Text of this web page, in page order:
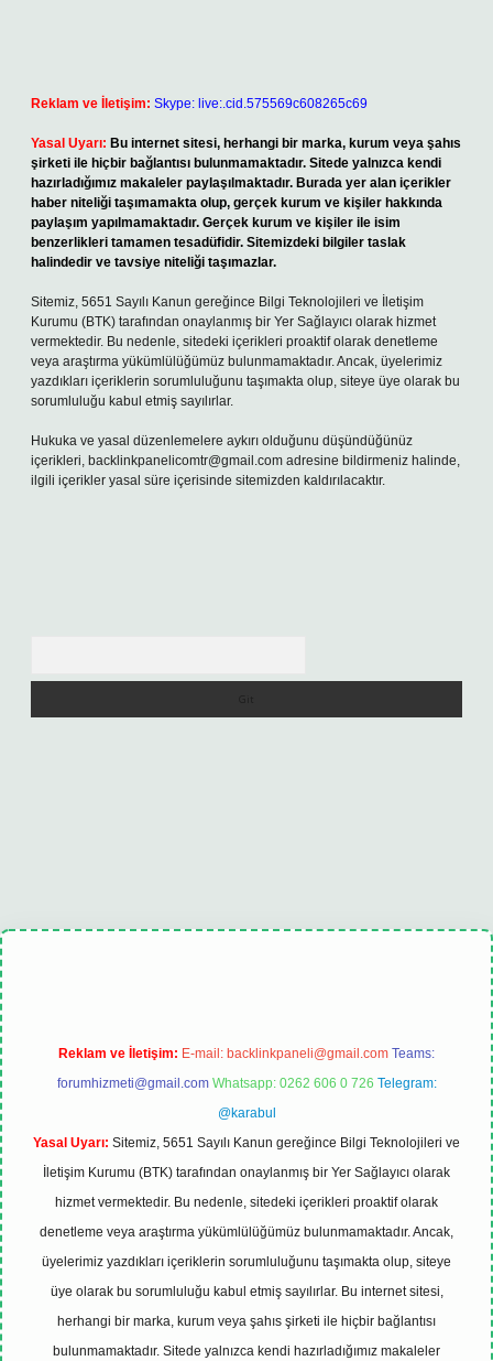
Reklam ve İletişim: Skype: live:.cid.575569c608265c69
Yasal Uyarı: Bu internet sitesi, herhangi bir marka, kurum veya şahıs
şirketi ile hiçbir bağlantısı bulunmamaktadır. Sitede yalnızca kendi
hazırladığımız makaleler paylaşılmaktadır. Burada yer alan içerikler
haber niteliği taşımamakta olup, gerçek kurum ve kişiler hakkında
paylaşım yapılmamaktadır. Gerçek kurum ve kişiler ile isim
benzerlikleri tamamen tesadüfidir. Sitemizdeki bilgiler taslak
halindedir ve tavsiye niteliği taşımazlar.
Sitemiz, 5651 Sayılı Kanun gereğince Bilgi Teknolojileri ve İletişim
Kurumu (BTK) tarafından onaylanmış bir Yer Sağlayıcı olarak hizmet
vermektedir. Bu nedenle, sitedeki içerikleri proaktif olarak denetleme
veya araştırma yükümlülüğümüz bulunmamaktadır. Ancak, üyelerimiz
yazdıkları içeriklerin sorumluluğunu taşımakta olup, siteye üye olarak bu
sorumluluğu kabul etmiş sayılırlar.
Hukuka ve yasal düzenlemelere aykırı olduğunu düşündüğünüz
içerikleri, backlinkpanelicomtr@gmail.com adresine bildirmeniz halinde,
ilgili içerikler yasal süre içerisinde sitemizden kaldırılacaktır.
Reklam ve İletişim: E-mail: backlinkpaneli@gmail.com Teams:
forumhizmeti@gmail.com Whatsapp: 0262 606 0 726 Telegram:
@karabul
Yasal Uyarı: Sitemiz, 5651 Sayılı Kanun gereğince Bilgi Teknolojileri ve
İletişim Kurumu (BTK) tarafından onaylanmış bir Yer Sağlayıcı olarak
hizmet vermektedir. Bu nedenle, sitedeki içerikleri proaktif olarak
denetleme veya araştırma yükümlülüğümüz bulunmamaktadır. Ancak,
üyelerimiz yazdıkları içeriklerin sorumluluğunu taşımakta olup, siteye
üye olarak bu sorumluluğu kabul etmiş sayılırlar. Bu internet sitesi,
herhangi bir marka, kurum veya şahıs şirketi ile hiçbir bağlantısı
bulunmamaktadır. Sitede yalnızca kendi hazırladığımız makaleler